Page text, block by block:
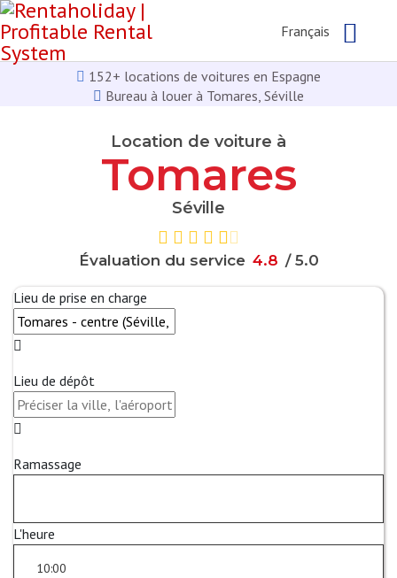
Français
152+ locations de voitures en Espagne
Bureau à louer à Tomares, Séville
Location de voiture à
Tomares
Séville
Évaluation du service 4.8 / 5.0
Lieu de prise en charge
Lieu de dépôt
Ramassage
L'heure